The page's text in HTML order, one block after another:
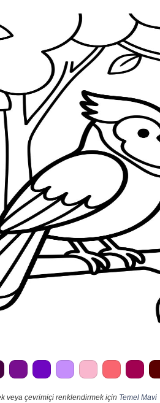
veya çevrimiçi renklendirmek için Temel Mavi